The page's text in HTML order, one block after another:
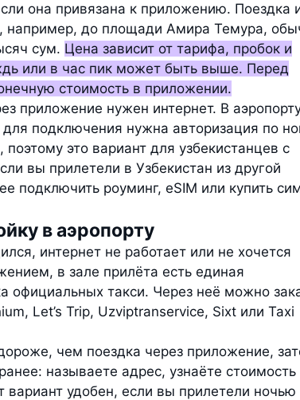
она привязана к приложению. Поездка
например, до площади Амира Темура,
сум. Цена зависит от тарифа, пробок и
или в час пик может быть выше. Перед
стоимость в приложении.
приложение нужен интернет. В
подключения нужна авторизация по
это вариант для узбекистанцев с
вы прилетели в Узбекистан из другой
подключить роуминг, eSIM или купить
в аэропорту
интернет не работает или не хочется
в зале прилёта есть единая
официальных такси. Через неё можно
Let’s Trip, Uzviptranservice, Sixt или Taxi
чем поездка через приложение,
называете адрес, узнаёте стоимость
вариант удобен, если вы прилетели ночью